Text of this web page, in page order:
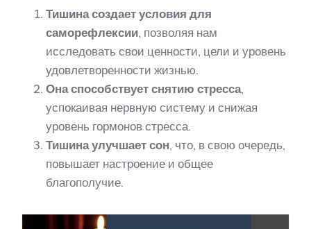
Тишина создает условия для
саморефлексии, позволяя нам
исследовать свои ценности, цели и уровень
удовлетворенности жизнью.
Она способствует снятию стресса,
успокаивая нервную систему и снижая
уровень гормонов стресса.
Тишина улучшает сон, что, в свою очередь,
повышает настроение и общее
благополучие.